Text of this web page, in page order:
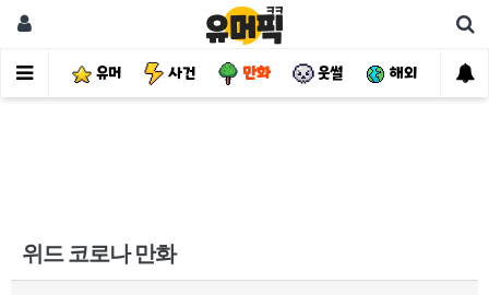
유머 사건 만화 웃썰 해외 핫
위드 코로나 만화